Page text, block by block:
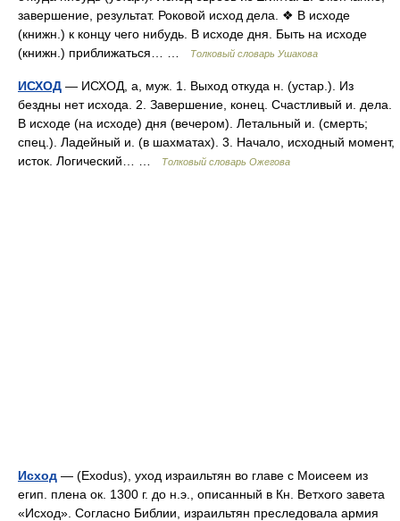
завершение, результат. Роковой исход дела. ❖ В исходе
(книжн.) к концу чего нибудь. В исходе дня. Быть на исходе
(книжн.) приближаться… …
Толковый словарь Ушакова
ИСХОД — ИСХОД, а, муж. 1. Выход откуда н. (устар.). Из
бездны нет исхода. 2. Завершение, конец. Счастливый и. дела.
В исходе (на исходе) дня (вечером). Летальный и. (смерть;
спец.). Ладейный и. (в шахматах). 3. Начало, исходный момент,
исток. Логический… …
Толковый словарь Ожегова
Исход — (Exodus), уход израильтян во главе с Моисеем из
егип. плена ок. 1300 г. до н.э., описанный в Кн. Ветхого завета
«Исход». Согласно Библии, израильтян преследовала армия